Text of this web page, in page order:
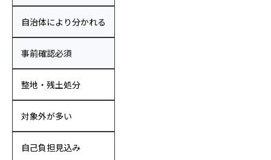
自治体により分かれる
事前確認必須
整地・残土処分
対象外が多い
自己負担見込み